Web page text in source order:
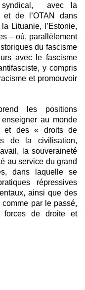
syndical, avec la
et de l’OTAN dans
Lituanie, l’Estonie,
– où, parallèlement
du fascisme
avec le fascisme
y compris
et promouvoir
les positions
au monde
et des « droits de
de la civilisation,
la souveraineté
au service du grand
dans laquelle se
répressives
ainsi que des
par le passé,
forces de droite et